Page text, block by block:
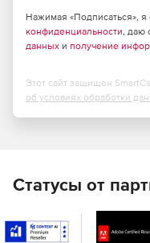
Нажимая «Подписаться», я
конфиденциальности, даю
данных и получение
Этот сайт защищен
об условиях обработки
Статусы от